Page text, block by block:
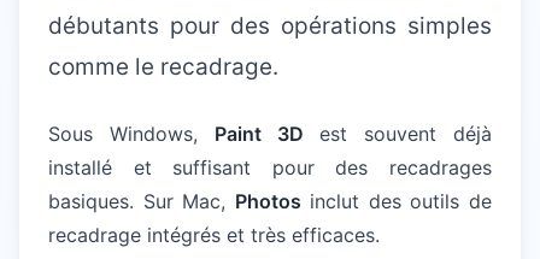
débutants pour des opérations simples
comme le recadrage.
Sous Windows, Paint 3D est souvent déjà
installé et suffisant pour des recadrages
basiques. Sur Mac, Photos inclut des outils de
recadrage intégrés et très efficaces.